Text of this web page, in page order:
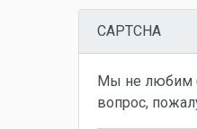
CAPTCHA
Мы не любим
вопрос,